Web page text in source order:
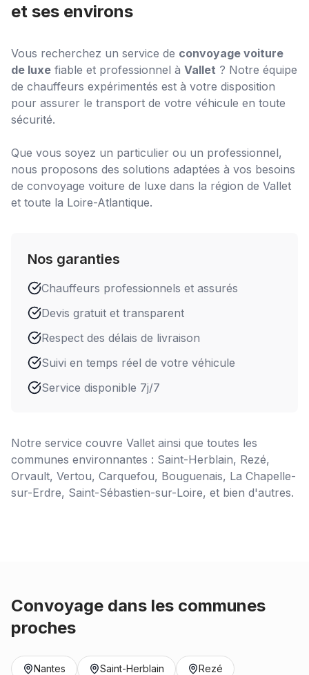
et ses environs
Vous recherchez un service de convoyage voiture
de luxe fiable et professionnel à Vallet ? Notre équipe
de chauffeurs expérimentés est à votre disposition
pour assurer le transport de votre véhicule en toute
sécurité.
Que vous soyez un particulier ou un professionnel,
nous proposons des solutions adaptées à vos besoins
de convoyage voiture de luxe dans la région de Vallet
et toute la Loire-Atlantique.
Nos garanties
Chauffeurs professionnels et assurés
Devis gratuit et transparent
Respect des délais de livraison
Suivi en temps réel de votre véhicule
Service disponible 7j/7
Notre service couvre Vallet ainsi que toutes les
communes environnantes : Saint-Herblain, Rezé,
Orvault, Vertou, Carquefou, Bouguenais, La Chapelle-
sur-Erdre, Saint-Sébastien-sur-Loire, et bien d'autres.
Convoyage dans les communes
proches
Nantes Saint-Herblain Rezé